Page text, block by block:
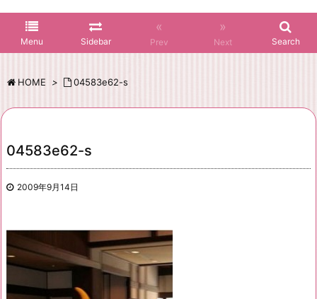
Menu Sidebar
«
Prev
»
Next Search
HOME > 04583e62-s
04583e62-s
2009年9月14日